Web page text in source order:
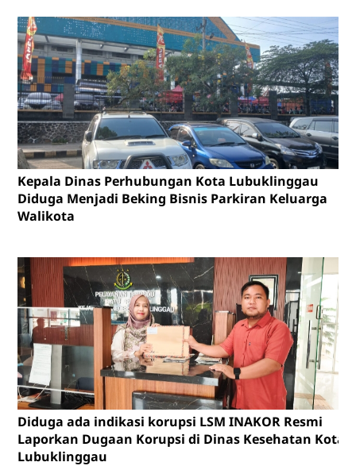
Kepala Dinas Perhubungan Kota Lubuklinggau
Diduga Menjadi Beking Bisnis Parkiran Keluarga
Walikota
Diduga ada indikasi korupsi LSM INAKOR Resmi
Laporkan Dugaan Korupsi di Dinas Kesehatan Kota
Lubuklinggau